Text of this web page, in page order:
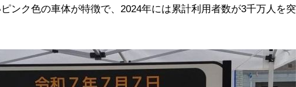
ンク色の車体が特徴で、2024年には累計利用者数が3千万人を突